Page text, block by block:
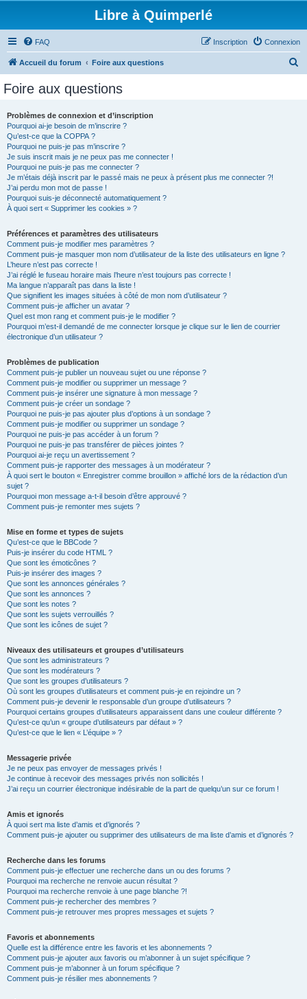
Libre à Quimperlé
FAQ Connexion
Inscription
Accueil du forum Foire aux questions
Foire aux questions
Problèmes de connexion et d’inscription
Pourquoi ai-je besoin de m’inscrire ?
Qu’est-ce que la COPPA ?
Pourquoi ne puis-je pas m’inscrire ?
Je suis inscrit mais je ne peux pas me connecter !
Pourquoi ne puis-je pas me connecter ?
Je m’étais déjà inscrit par le passé mais ne peux à présent plus me connecter ?!
J’ai perdu mon mot de passe !
Pourquoi suis-je déconnecté automatiquement ?
À quoi sert « Supprimer les cookies » ?
Préférences et paramètres des utilisateurs
Comment puis-je modifier mes paramètres ?
Comment puis-je masquer mon nom d’utilisateur de la liste des utilisateurs en ligne ?
L’heure n’est pas correcte !
J’ai réglé le fuseau horaire mais l’heure n’est toujours pas correcte !
Ma langue n’apparaît pas dans la liste !
Que signifient les images situées à côté de mon nom d’utilisateur ?
Comment puis-je afficher un avatar ?
Quel est mon rang et comment puis-je le modifier ?
Pourquoi m’est-il demandé de me connecter lorsque je clique sur le lien de courrier
électronique d’un utilisateur ?
Problèmes de publication
Comment puis-je publier un nouveau sujet ou une réponse ?
Comment puis-je modifier ou supprimer un message ?
Comment puis-je insérer une signature à mon message ?
Comment puis-je créer un sondage ?
Pourquoi ne puis-je pas ajouter plus d’options à un sondage ?
Comment puis-je modifier ou supprimer un sondage ?
Pourquoi ne puis-je pas accéder à un forum ?
Pourquoi ne puis-je pas transférer de pièces jointes ?
Pourquoi ai-je reçu un avertissement ?
Comment puis-je rapporter des messages à un modérateur ?
À quoi sert le bouton « Enregistrer comme brouillon » affiché lors de la rédaction d’un
sujet ?
Pourquoi mon message a-t-il besoin d’être approuvé ?
Comment puis-je remonter mes sujets ?
Mise en forme et types de sujets
Qu’est-ce que le BBCode ?
Puis-je insérer du code HTML ?
Que sont les émoticônes ?
Puis-je insérer des images ?
Que sont les annonces générales ?
Que sont les annonces ?
Que sont les notes ?
Que sont les sujets verrouillés ?
Que sont les icônes de sujet ?
Niveaux des utilisateurs et groupes d’utilisateurs
Que sont les administrateurs ?
Que sont les modérateurs ?
Que sont les groupes d’utilisateurs ?
Où sont les groupes d’utilisateurs et comment puis-je en rejoindre un ?
Comment puis-je devenir le responsable d’un groupe d’utilisateurs ?
Pourquoi certains groupes d’utilisateurs apparaissent dans une couleur différente ?
Qu’est-ce qu’un « groupe d’utilisateurs par défaut » ?
Qu’est-ce que le lien « L’équipe » ?
Messagerie privée
Je ne peux pas envoyer de messages privés !
Je continue à recevoir des messages privés non sollicités !
J’ai reçu un courrier électronique indésirable de la part de quelqu’un sur ce forum !
Amis et ignorés
À quoi sert ma liste d’amis et d’ignorés ?
Comment puis-je ajouter ou supprimer des utilisateurs de ma liste d’amis et d’ignorés ?
Recherche dans les forums
Comment puis-je effectuer une recherche dans un ou des forums ?
Pourquoi ma recherche ne renvoie aucun résultat ?
Pourquoi ma recherche renvoie à une page blanche ?!
Comment puis-je rechercher des membres ?
Comment puis-je retrouver mes propres messages et sujets ?
Favoris et abonnements
Quelle est la différence entre les favoris et les abonnements ?
Comment puis-je ajouter aux favoris ou m’abonner à un sujet spécifique ?
Comment puis-je m’abonner à un forum spécifique ?
Comment puis-je résilier mes abonnements ?